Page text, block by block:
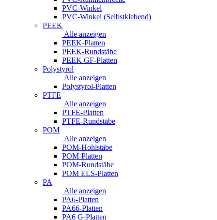
PVC-Winkel
PVC-Winkel (Selbstklebend)
PEEK
Alle anzeigen
PEEK-Platten
PEEK-Rundstäbe
PEEK GF-Platten
Polystyrol
Alle anzeigen
Polystyrol-Platten
PTFE
Alle anzeigen
PTFE-Platten
PTFE-Rundstäbe
POM
Alle anzeigen
POM-Hohlstäbe
POM-Platten
POM-Rundstäbe
POM ELS-Platten
PA
Alle anzeigen
PA6-Platten
PA66-Platten
PA6 G-Platten